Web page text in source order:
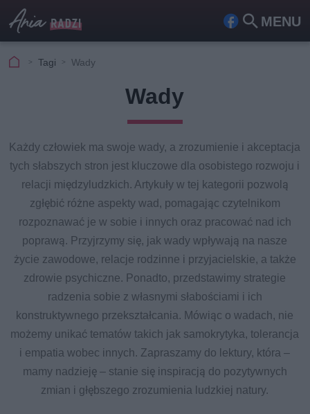
MENU
Fa Szu
Tagi Wady
Wady
Każdy człowiek ma swoje wady, a zrozumienie i akceptacja
tych słabszych stron jest kluczowe dla osobistego rozwoju i
relacji międzyludzkich. Artykuły w tej kategorii pozwolą
zgłębić różne aspekty wad, pomagając czytelnikom
rozpoznawać je w sobie i innych oraz pracować nad ich
poprawą. Przyjrzymy się, jak wady wpływają na nasze
życie zawodowe, relacje rodzinne i przyjacielskie, a także
zdrowie psychiczne. Ponadto, przedstawimy strategie
radzenia sobie z własnymi słabościami i ich
konstruktywnego przekształcania. Mówiąc o wadach, nie
możemy unikać tematów takich jak samokrytyka, tolerancja
i empatia wobec innych. Zapraszamy do lektury, która –
mamy nadzieję – stanie się inspiracją do pozytywnych
zmian i głębszego zrozumienia ludzkiej natury.